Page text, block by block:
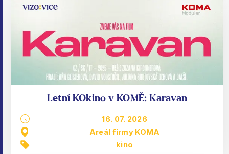
Letní KOkino v KOMĚ: Karavan
16. 07. 2026
Areál firmy KOMA
kino